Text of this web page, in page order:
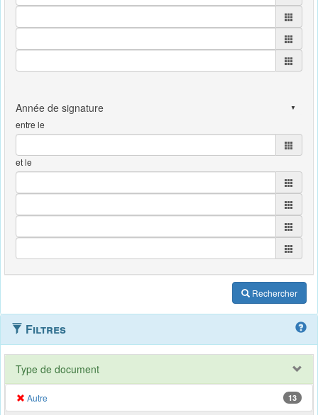
entre le
et le
Rechercher
Filtres
Type de document
Autre 13